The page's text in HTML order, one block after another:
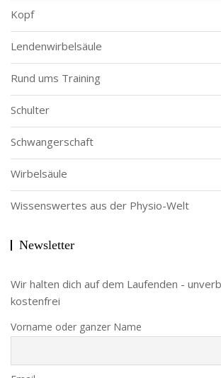
Kopf
Lendenwirbelsäule
Rund ums Training
Schulter
Schwangerschaft
Wirbelsäule
Wissenswertes aus der Physio-Welt
Newsletter
Wir halten dich auf dem Laufenden -
kostenfrei
Vorname oder ganzer Name